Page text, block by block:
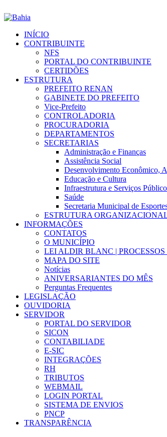
INÍCIO
CONTRIBUINTE
NFS
PORTAL DO CONTRIBUINTE
CERTIDÕES
ESTRUTURA
PREFEITO RENAN
GABINETE DO PREFEITO
Vice-Prefeito
CONTROLADORIA
PROCURADORIA
DEPARTAMENTOS
SECRETARIAS
Administração e Finanças
Assistência Social
Desenvolvimento Econômico,
Educação e Cultura
Infraestrutura e Serviços
Saúde
Secretaria Municipal de
ESTRUTURA
INFORMAÇÕES
CONTATOS
O MUNICÍPIO
LEI ALDIR BLANC |
MAPA DO SITE
Notícias
ANIVERSARIANTES DO MÊS
Perguntas Frequentes
LEGISLAÇÃO
OUVIDORIA
SERVIDOR
PORTAL DO SERVIDOR
SICON
CONTABILIADE
E-SIC
INTEGRAÇÕES
RH
TRIBUTOS
WEBMAIL
LOGIN PORTAL
SISTEMA DE ENVIOS
PNCP
TRANSPARÊNCIA